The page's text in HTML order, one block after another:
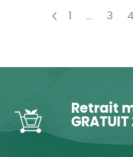
Précédent
Page... Page
3 4
Retrait